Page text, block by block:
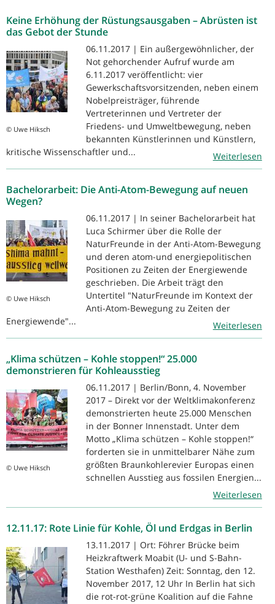
Keine Erhöhung der Rüstungsausgaben – Abrüsten ist
das Gebot der Stunde
© Uwe Hiksch
06.11.2017 | Ein außergewöhnlicher, der
Not gehorchender Aufruf wurde am
6.11.2017 veröffentlicht: vier
Gewerkschaftsvorsitzenden, neben einem
Nobelpreisträger, führende
Vertreterinnen und Vertreter der
Friedens- und Umweltbewegung, neben
bekannten Künstlerinnen und Künstlern,
kritische Wissenschaftler und...
Weiterlesen
Bachelorarbeit: Die Anti-Atom-Bewegung auf neuen
Wegen?
© Uwe Hiksch
06.11.2017 | In seiner Bachelorarbeit hat
Luca Schirmer über die Rolle der
NaturFreunde in der Anti-Atom-Bewegung
und deren atom-und energiepolitischen
Positionen zu Zeiten der Energiewende
geschrieben. Die Arbeit trägt den
Untertitel "NaturFreunde im Kontext der
Anti-Atom-Bewegung zu Zeiten der
Energiewende"...
Weiterlesen
„Klima schützen – Kohle stoppen!“ 25.000
demonstrieren für Kohleausstieg
© Uwe Hiksch
06.11.2017 | Berlin/Bonn, 4. November
2017 – Direkt vor der Weltklimakonferenz
demonstrierten heute 25.000 Menschen
in der Bonner Innenstadt. Unter dem
Motto „Klima schützen – Kohle stoppen!“
forderten sie in unmittelbarer Nähe zum
größten Braunkohlerevier Europas einen
schnellen Ausstieg aus fossilen Energien...
Weiterlesen
12.11.17: Rote Linie für Kohle, Öl und Erdgas in Berlin
13.11.2017 | Ort: Föhrer Brücke beim
Heizkraftwerk Moabit (U- und S-Bahn-
Station Westhafen) Zeit: Sonntag, den 12.
November 2017, 12 Uhr In Berlin hat sich
die rot-rot-grüne Koalition auf die Fahne